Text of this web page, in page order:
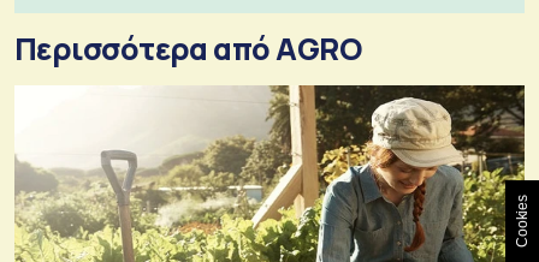
Περισσότερα από AGRO
Cookies